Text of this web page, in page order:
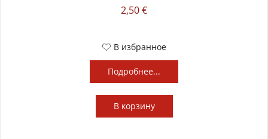
2,50 €
В избранное
Подробнее...
В корзину